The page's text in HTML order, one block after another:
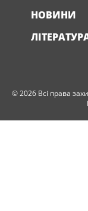
НОВИНИ
© 2026 Всі права